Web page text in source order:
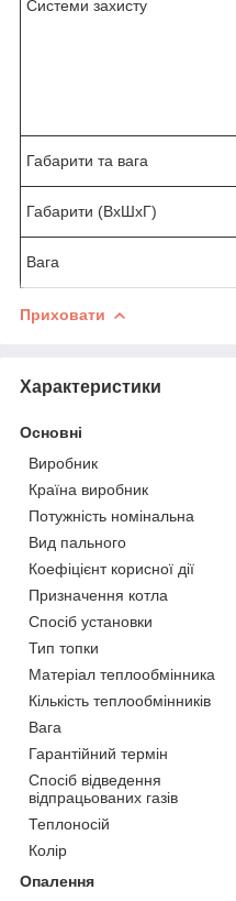
Системи захисту
Габарити та вага
Габарити (ВхШхГ)
Вага
Приховати
Характеристики
Основні
Виробник
Країна виробник
Потужність номінальна
Вид пального
Коефіцієнт корисної дії
Призначення котла
Спосіб установки
Тип топки
Матеріал теплообмінника
Кількість теплообмінників
Вага
Гарантійний термін
Спосіб відведення
відпрацьованих газів
Теплоносій
Колір
Опалення